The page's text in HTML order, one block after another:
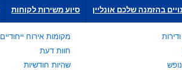
בהזמנה שלכם אונליין סיוע משירות לקוחות
מקומות אירוח ייחודיים
חוות דעת
שהיות חודשיות